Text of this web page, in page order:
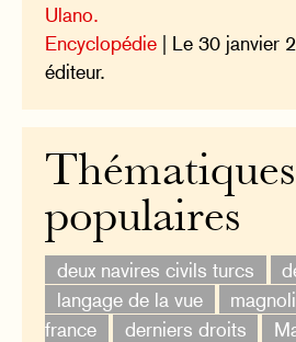
Ulano.
Encyclopédie | Le 30 janvier
éditeur.
Thématiques
populaires
deux navires civils turcs
langage de la vue
france
derniers droits